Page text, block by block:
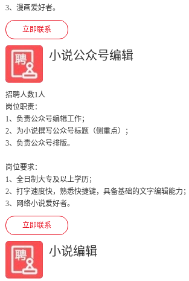
3、漫画爱好者。
立即联系
小说公众号编辑
招聘人数1人
岗位职责：
1、负责公众号编辑工作；
2、为小说撰写公众号标题（侧重点）；
3、负责公众号排版。
岗位要求：
1、全日制大专及以上学历；
2、打字速度快，熟悉快捷键，具备基础的文字编辑能力；
3、网络小说爱好者。
立即联系
小说编辑